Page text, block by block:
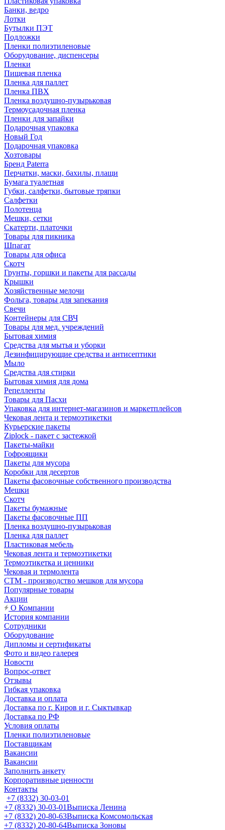
Банки, ведро
Лотки
Бутылки ПЭТ
Подложки
Пленки полиэтиленовые
Оборудование, диспенсеры
Пленки
Пищевая пленка
Пленка для паллет
Пленка ПВХ
Пленка воздушно-пузырьковая
Термоусадочная пленка
Пленки для запайки
Подарочная упаковка
Новый Год
Подарочная упаковка
Хозтовары
Бренд Paterra
Перчатки, маски, бахилы, плащи
Бумага туалетная
Губки, салфетки, бытовые тряпки
Салфетки
Полотенца
Мешки, сетки
Скатерти, платочки
Товары для пикника
Шпагат
Товары для офиса
Скотч
Грунты, горшки и пакеты для рассады
Крышки
Хозяйственные мелочи
Фольга, товары для запекания
Свечи
Контейнеры для СВЧ
Товары для мед. учреждений
Бытовая химия
Средства для мытья и уборки
Дезинфицирующие средства и антисептики
Мыло
Средства для стирки
Бытовая химия для дома
Репелленты
Товары для Пасхи
Упаковка для интернет-магазинов и маркетплейсов
Чековая лента и термоэтикетки
Курьерские пакеты
Ziplock - пакет с застежкой
Пакеты-майки
Гофроящики
Пакеты для мусора
Коробки для десертов
Пакеты фасовочные собственного производства
Мешки
Скотч
Пакеты бумажные
Пакеты фасовочные ПП
Пленка воздушно-пузырьковая
Пленка для паллет
Пластиковая мебель
Чековая лента и термоэтикетки
Термоэтикетка и ценники
Чековая и термолента
СТМ - производство мешков для мусора
Популярные товары
Акции
О Компании
История компании
Сотрудники
Оборудование
Дипломы и сертификаты
Фото и видео галерея
Новости
Вопрос-ответ
Отзывы
Гибкая упаковка
Доставка и оплата
Доставка по г. Киров и г. Сыктывкар
Доставка по РФ
Условия оплаты
Пленки полиэтиленовые
Поставщикам
Вакансии
Вакансии
Заполнить анкету
Корпоративные ценности
Контакты
+7 (8332) 30-03-01
+7 (8332) 30-03-01Выписка Ленина
+7 (8332) 20-80-63Выписка Комсомольская
+7 (8332) 20-80-64Выписка Зоновы